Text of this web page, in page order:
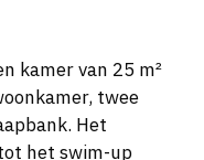
kamer van 25 m²
twee
Het
het swim-up